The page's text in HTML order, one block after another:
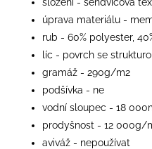
úprava materiálu -
rub - 60% polyester,
líc - povrch se
gramáž - 290g/m2
podšívka - ne
vodní sloupec - 18
prodyšnost - 12 000g/
aviváž - nepoužívat